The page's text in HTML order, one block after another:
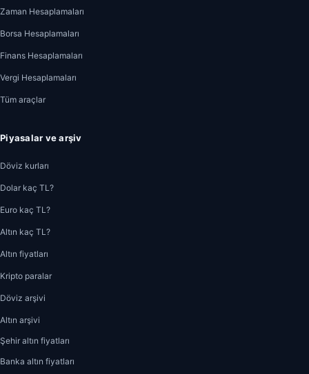
Zaman Hesaplamaları
Borsa Hesaplamaları
Finans Hesaplamaları
Vergi Hesaplamaları
Tüm araçlar
Piyasalar ve arşiv
Döviz kurları
Dolar kaç TL?
Euro kaç TL?
Altın kaç TL?
Altın fiyatları
Kripto paralar
Döviz arşivi
Altın arşivi
Şehir altın fiyatları
Banka altın fiyatları